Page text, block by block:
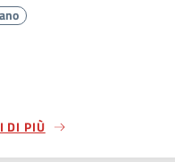
DI PIÙ